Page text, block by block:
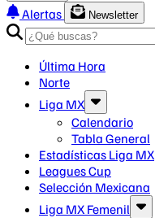
Alertas
Newsletter
Última Hora
Norte
Liga MX
Calendario
Tabla General
Estadísticas Liga MX
Leagues Cup
Selección Mexicana
Liga MX Femenil